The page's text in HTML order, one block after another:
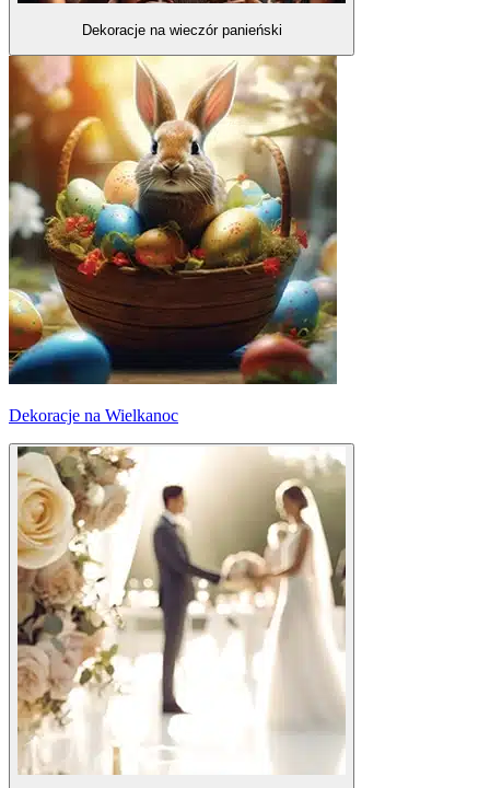
Dekoracje na wieczór panieński
Dekoracje na Wielkanoc